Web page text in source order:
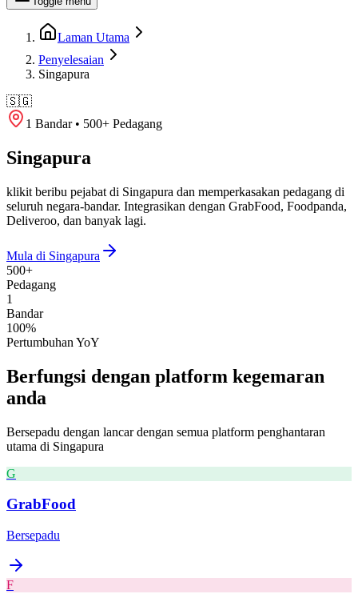
Laman Utama
Penyelesaian
Singapura
🇸🇬
1 Bandar • 500+ Pedagang
Singapura
klikit beribu pejabat di Singapura dan memperkasakan pedagang di
seluruh negara-bandar. Integrasikan dengan GrabFood, Foodpanda,
Deliveroo, dan banyak lagi.
Mula di Singapura
500+
Pedagang
1
Bandar
100%
Pertumbuhan YoY
Berfungsi dengan platform kegemaran
anda
Bersepadu dengan lancar dengan semua platform penghantaran
utama di Singapura
G
GrabFood
Bersepadu
F